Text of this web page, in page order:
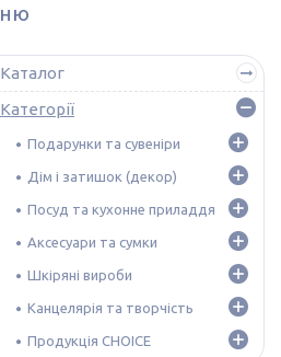
Каталог
Категорії
Подарунки та сувеніри
Дім і затишок (декор)
Посуд та кухонне приладдя
Аксесуари та сумки
Шкіряні вироби
Канцелярія та творчість
Продукція CHOICE